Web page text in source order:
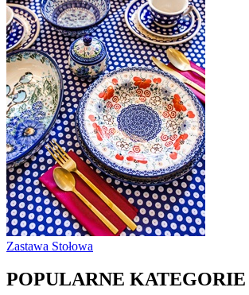
Zastawa Stołowa
POPULARNE KATEGORIE